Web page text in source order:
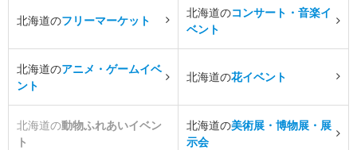
北海道のフリーマーケット
北海道のコンサート・音楽イ
ベント
北海道のアニメ・ゲームイベ
ント
北海道の花イベント
北海道の動物ふれあいイベン
ト
北海道の美術展・博物展・展
示会